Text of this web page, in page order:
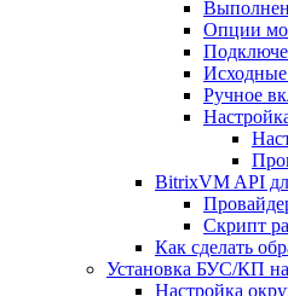
Опции
Исходные
Ручное
BitrixVM API
Скрипт
Как сделать
Установка БУС/КП
Настройка